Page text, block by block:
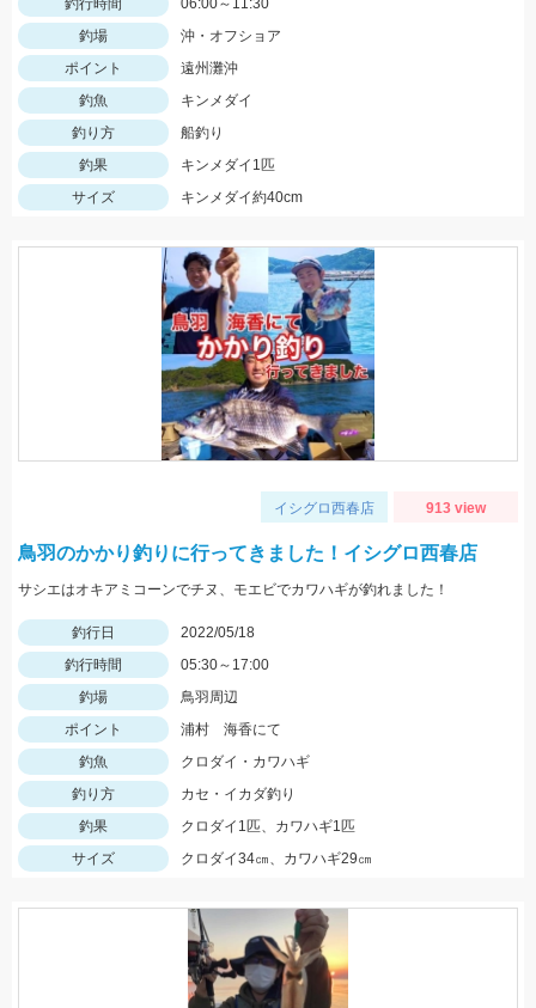
釣行時間
06:00～11:30
釣場
沖・オフショア
ポイント
遠州灘沖
釣魚
キンメダイ
釣り方
船釣り
釣果
キンメダイ1匹
サイズ
キンメダイ約40cm
イシグロ西春店 913 view
鳥羽のかかり釣りに行ってきました！イシグロ西春店
サシエはオキアミコーンでチヌ、モエビでカワハギが釣れました！
釣行日
2022/05/18
釣行時間
05:30～17:00
釣場
鳥羽周辺
ポイント
浦村 海香にて
釣魚
クロダイ・カワハギ
釣り方
カセ・イカダ釣り
釣果
クロダイ1匹、カワハギ1匹
サイズ
クロダイ34㎝、カワハギ29㎝